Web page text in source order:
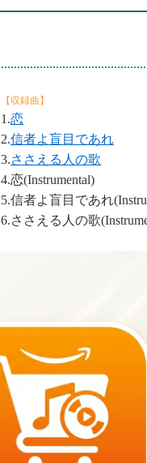
【収録曲】
1.恋
2.信者よ盲目であれ
3.ささえる人の歌
4.恋(Instrumental)
5.信者よ盲目であれ
6.ささえる人の歌